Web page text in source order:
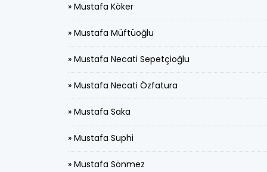
» Mustafa Köker
» Mustafa Müftüoğlu
» Mustafa Necati Sepetçioğlu
» Mustafa Necati Özfatura
» Mustafa Saka
» Mustafa Suphi
» Mustafa Sönmez